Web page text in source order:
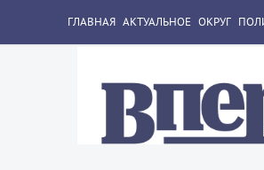
ГЛАВНАЯ АКТУАЛЬНОЕ ОКРУГ